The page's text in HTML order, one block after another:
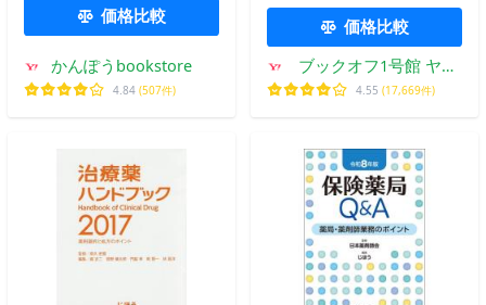
価格比較
かんぽうbookstore
4.84 (507件)
価格比較
ブックオフ1号館 ヤフ
ーショッピング店
4.55 (17,669件)